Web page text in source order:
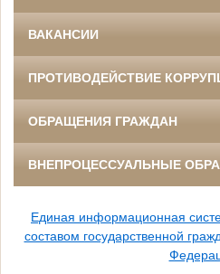
ВАКАНСИИ
ПРОТИВОДЕЙСТВИЕ
ОБРАЩЕНИЯ ГРАЖДАН
ВНЕПРОЦЕССУАЛЬНЫЕ
Единая информационная
составом государственной